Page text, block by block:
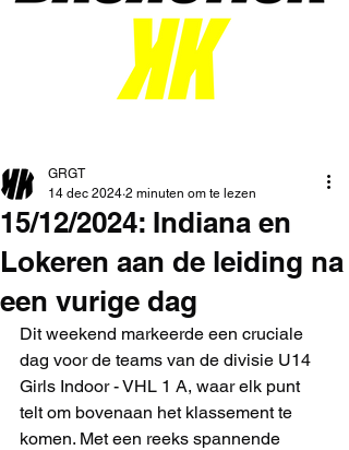
15/12/2024: Indiana en
Lokeren aan de leiding na
een vurige dag
GRGT
14 dec 2024 2 minuten om te lezen
Dit weekend markeerde een cruciale
dag voor de teams van de divisie U14
Girls Indoor - VHL 1 A, waar elk punt
telt om bovenaan het klassement te
komen. Met een reeks spannende